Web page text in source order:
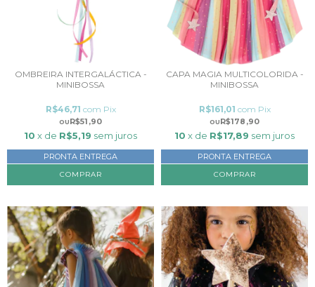
OMBREIRA INTERGALÁCTICA -
MINIBOSSA
R$51,90
R$46,71 com Pix
10 x de R$5,19 sem juros
PRONTA ENTREGA
CAPA MAGIA MULTICOLORIDA -
MINIBOSSA
R$178,90
R$161,01 com Pix
10 x de R$17,89 sem juros
PRONTA ENTREGA
COMPRAR